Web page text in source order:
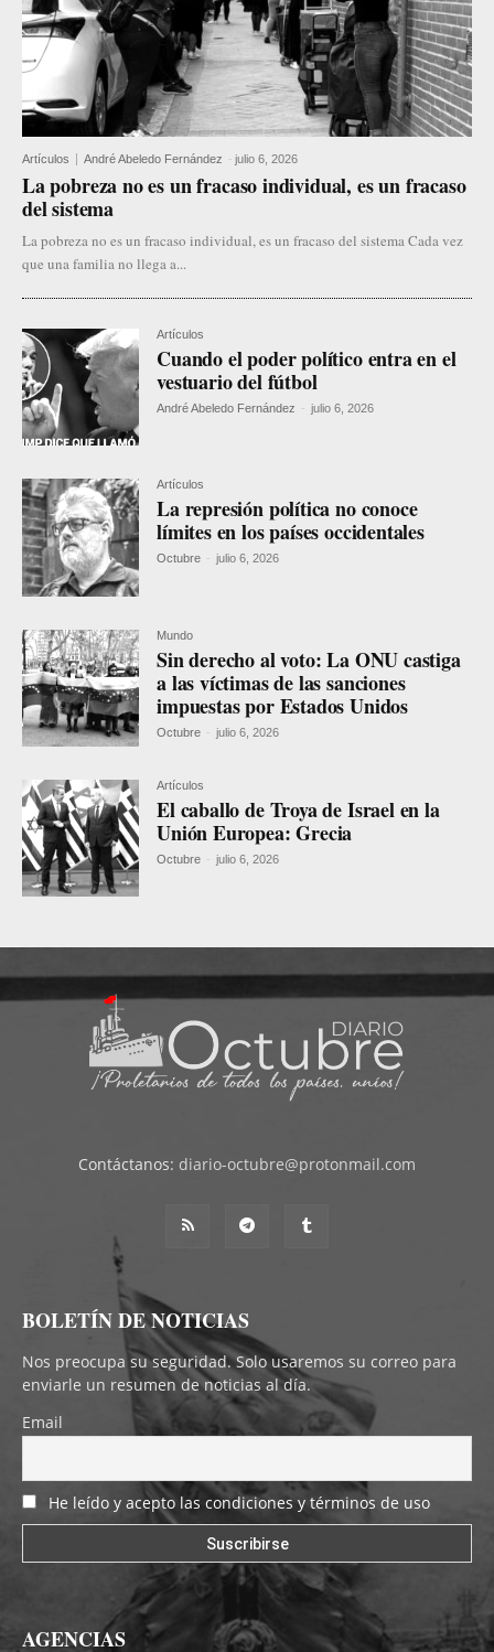
Artículos André Abeledo Fernández - julio 6, 2026
La pobreza no es un fracaso individual, es un fracaso
del sistema
La pobreza no es un fracaso individual, es un fracaso del sistema Cada vez
que una familia no llega a...
Artículos
Cuando el poder político entra en el
vestuario del fútbol
André Abeledo Fernández - julio 6, 2026
Artículos
La represión política no conoce
límites en los países occidentales
Octubre - julio 6, 2026
Mundo
Sin derecho al voto: La ONU castiga
a las víctimas de las sanciones
impuestas por Estados Unidos
Octubre - julio 6, 2026
Artículos
El caballo de Troya de Israel en la
Unión Europea: Grecia
Octubre - julio 6, 2026
Contáctanos: diario-octubre@protonmail.com
BOLETÍN DE NOTICIAS
Nos preocupa su seguridad. Solo usaremos su correo para
enviarle un resumen de noticias al día.
Email
He leído y acepto las condiciones y términos de uso
AGENCIAS